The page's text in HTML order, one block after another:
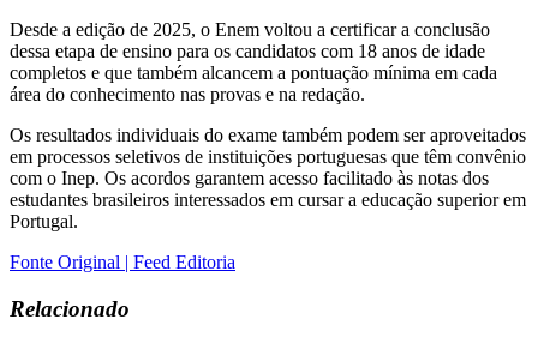
Desde a edição de 2025, o Enem voltou a certificar a conclusão
dessa etapa de ensino para os candidatos com 18 anos de idade
completos e que também alcancem a pontuação mínima em cada
área do conhecimento nas provas e na redação.
Os resultados individuais do exame também podem ser aproveitados
em processos seletivos de instituições portuguesas que têm convênio
com o Inep. Os acordos garantem acesso facilitado às notas dos
estudantes brasileiros interessados em cursar a educação superior em
Portugal.
Fonte Original | Feed Editoria
Relacionado